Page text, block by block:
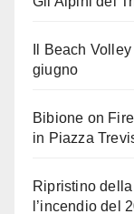
Il Beach
giugno
Bibione on
in Piazza
Ripristino
l’incendio del